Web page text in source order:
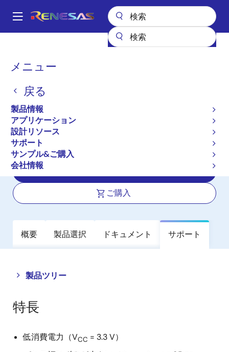
ン
Main
メニュー
戻る
製品情報
アプリケーション
設計リソース
サポート
サンプル&ご購入
会社情報
パ
く
ず
フォトカプラ（オプトカプラ）
PS9121
アクティブ
高 CMR，15 Mbps オープン・コレクタ
出力 5 ピン SOP (SO-5) 3.3 V フォト
カプラ
ご購入
概要 製品選択 ドキュメント サポート
製品ツリー
Close
tree
menu
Open
tree
menu
特長
低消費電力（VCC = 3.3 V）